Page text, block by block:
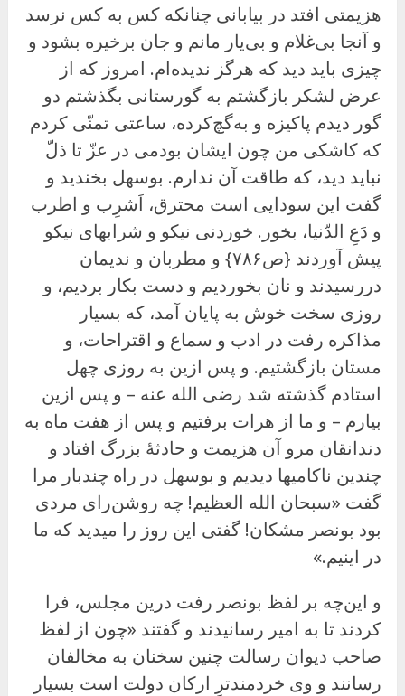
هزیمتی افتد در بیابانی چنانکه کس به کس نرسد
و آنجا بی‌غلام و بی‌یار مانم و جان برخیره بشود و
چیزی باید دید که هرگز ندیده‌ام. امروز که از
عرض لشکر بازگشتم به گورستانی بگذشتم دو
گور دیدم پاکیزه و به‌گچ‌کرده، ساعتی تمنّی کردم
که کاشکی من چون ایشان بودمی در عزّ تا ذلّ
نباید دید، که طاقت آن ندارم. بوسهل بخندید و
گفت این سودایی است محترق، اَشرِب و اطرب
و دَعِ الدّنیا، بخور. خوردنی نیکو و شرابهای نیکو
پیش آوردند {ص۷۸۶} و مطربان و ندیمان
دررسیدند و نان بخوردیم و دست بکار بردیم، و
روزی سخت خوش به پایان آمد، که بسیار
مذاکره رفت در ادب و سماع و اقتراحات، و
مستان بازگشتیم. و پس ازین به روزی چهل
استادم گذشته شد رضی الله عنه – و پس ازین
بیارم – و ما از هرات برفتیم و پس از هفت ماه به
دندانقان مرو آن هزیمت و حادثهٔ بزرگ افتاد و
چندین ناکامیها دیدیم و بوسهل در راه چندبار مرا
گفت «سبحان الله العظیم! چه روشن‌رای مردی
بود بونصر مشکان! گفتی این روز را میدید که ما
در اینیم.»
و این‌چه بر لفظ بونصر رفت درین مجلس، فرا
کردند تا به امیر رسانیدند و گفتند «چون از لفظ
صاحب دیوان رسالت چنین سخنان به مخالفان
رسانند و وی خردمندترِ ارکان دولت است بسیار